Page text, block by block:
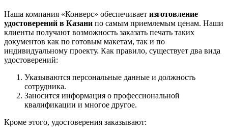
Наша компания «Конверс» обеспечивает изготовление
удостоверений в Казани по самым приемлемым ценам. Наши
клиенты получают возможность заказать печать таких
документов как по готовым макетам, так и по
индивидуальному проекту. Как правило, существует два вида
удостоверений:
Указываются персональные данные и должность
сотрудника.
Заносится информация о профессиональной
квалификации и многое другое.
Кроме этого, удостоверения заказывают: